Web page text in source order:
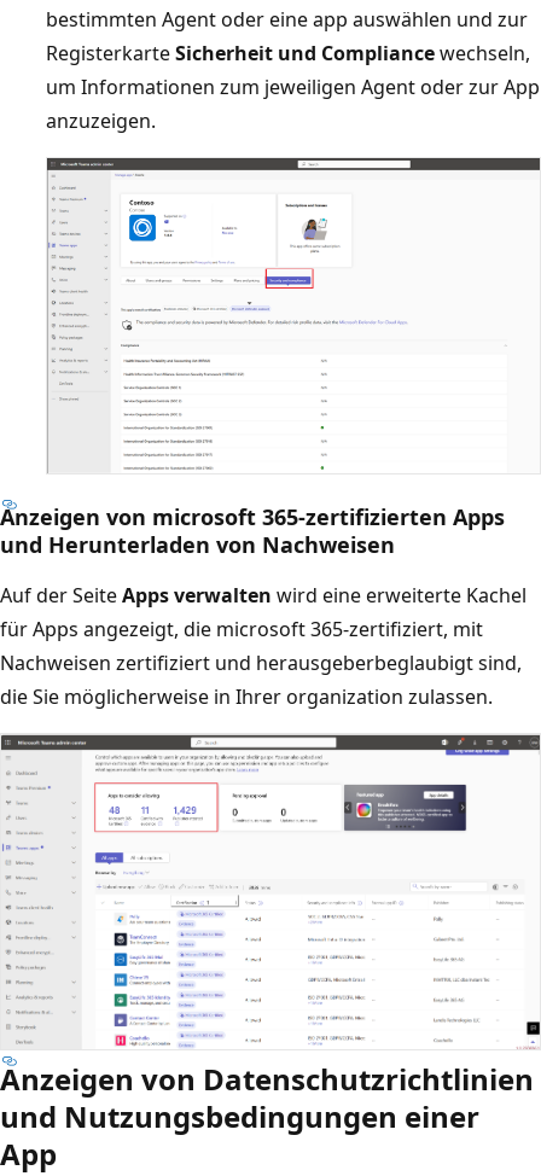
bestimmten Agent oder eine app auswählen und zur
RegisterkarteSicherheit und Compliancewechseln,
um Informationen zum jeweiligen Agent oder zur App
anzuzeigen.
Anzeigen von microsoft 365-zertifizierten Apps
und Herunterladen von Nachweisen
Auf der SeiteApps verwalten wird eine erweiterte Kachel
für Apps angezeigt, die microsoft 365-zertifiziert, mit
Nachweisen zertifiziert und herausgeberbeglaubigt sind,
die Sie möglicherweise in Ihrer organization zulassen.
Anzeigen von Datenschutzrichtlinien
und Nutzungsbedingungen einer
App